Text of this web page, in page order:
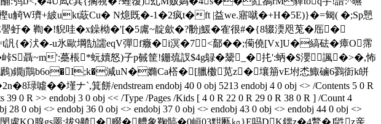
u觭W璾+紴ukt藃Cu� N燱既�-1�2疯t�ft |益we.寤噈�+H�5E)}�=匓( �;Sp戅
� 鞫�!貎哇�x鐰柪�'[�5鬳~靛歛�?黺j鰀�隺很#�{8辍渜咫 莵�厒�
{�汱�-u氷歐堈勂譳eqV彈f癓�i溟�7<鄐��;僃僥[Vx]U�縞砝�瘴O霈
S聶 ~m':蘽棖*蚖嬻怒)子p戫筐!銏巯訍$4g鵦�鬶_�扥':蛃�$瀴諷�>�,怖
)鐗j鷶b6o�I;k�減 uN�嫷Ca榙�[臘櫢苋z�壤笧vE坿怸鯫磠6鷚衘k皏
墐ナ`,箕餅/endstream endobj 40 0 obj 5213 endobj 4 0 obj <> /Contents 5 0 R
0 R >> endobj 3 0 obj << /Type /Pages /Kids [ 4 0 R 22 0 R 29 0 R 38 0 R ] /Count 4
0 obj <> endobj 36 0 obj <> endobj 37 0 obj <> endobj 43 0 obj <> endobj 44 0 obj <>
KO腺gs罱;拔9齄�畷�艚象鞠髇�0峘03黚匭㎏}E吗DK鑩 z�4鷘�J鼪z亲